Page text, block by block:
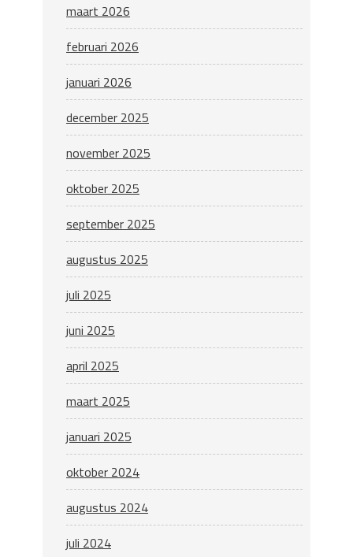
maart 2026
februari 2026
januari 2026
december 2025
november 2025
oktober 2025
september 2025
augustus 2025
juli 2025
juni 2025
april 2025
maart 2025
januari 2025
oktober 2024
augustus 2024
juli 2024